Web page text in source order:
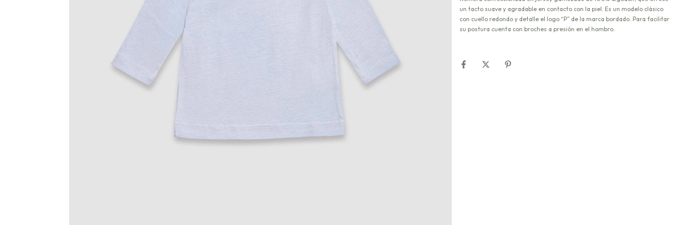
un tacto suave y agradable en contacto con la piel. Es un modelo clásico
con cuello redondo y detalle el logo “P” de la marca bordado. Para facilitar
su postura cuenta con broches a presión en el hombro.